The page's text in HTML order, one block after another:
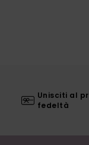
Unisciti al
fedeltà